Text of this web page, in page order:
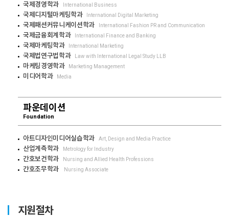
국제경영학과 International Business
국제디지털마케팅학과 International Digital Marketing
국제패션커뮤니케이션학과 International Fashion PR and Communication
국제금융회계학과 International Finance and Banking
국제마케팅학과 International Marketing
국제법연구법학과 Law with International Legal Study LLB
마케팅경영학과 Marketing Management
미디어학과 Media
파운데이션
Foundation
아트디자인미디어실습학과 Art, Design and Media Practice
산업계측학과 Metrology for Industry
간호보건학과 Nursing and Allied Health Professions
간호조무학과 Nursing Associate
지원절차